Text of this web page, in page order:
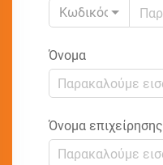
Κωδικός
Όνομα
Όνομα επιχείρησης